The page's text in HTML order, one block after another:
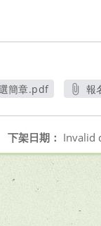
簡章.pdf
報
下架日期： Invalid